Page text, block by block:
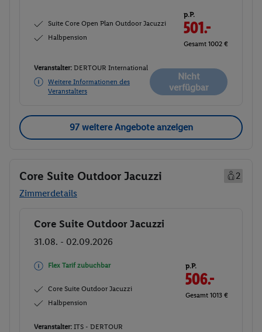
Suite Core Open Plan Outdoor Jacuzzi
Halbpension
p.P.
501.-
Gesamt 1002 €
Veranstalter: DERTOUR International
Weitere Informationen des
Veranstalters
Nicht
verfügbar
97 weitere Angebote anzeigen
Core Suite Outdoor Jacuzzi
2
Zimmerdetails
Buchen
Core Suite Outdoor Jacuzzi
31.08. - 02.09.2026
Flex Tarif zubuchbar
Core Suite Outdoor Jacuzzi
Halbpension
p.P.
506.-
Gesamt 1013 €
Veranstalter: ITS - DERTOUR